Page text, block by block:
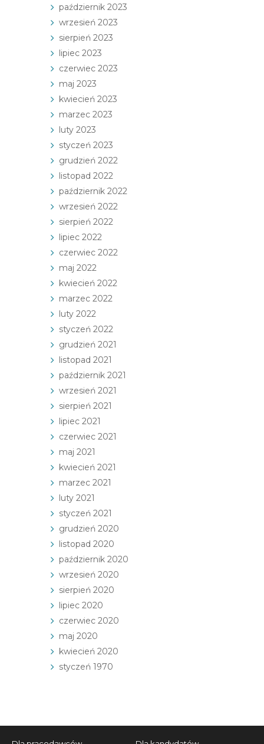
październik 2023
wrzesień 2023
sierpień 2023
lipiec 2023
czerwiec 2023
maj 2023
kwiecień 2023
marzec 2023
luty 2023
styczeń 2023
grudzień 2022
listopad 2022
październik 2022
wrzesień 2022
sierpień 2022
lipiec 2022
czerwiec 2022
maj 2022
kwiecień 2022
marzec 2022
luty 2022
styczeń 2022
grudzień 2021
listopad 2021
październik 2021
wrzesień 2021
sierpień 2021
lipiec 2021
czerwiec 2021
maj 2021
kwiecień 2021
marzec 2021
luty 2021
styczeń 2021
grudzień 2020
listopad 2020
październik 2020
wrzesień 2020
sierpień 2020
lipiec 2020
czerwiec 2020
maj 2020
kwiecień 2020
styczeń 1970